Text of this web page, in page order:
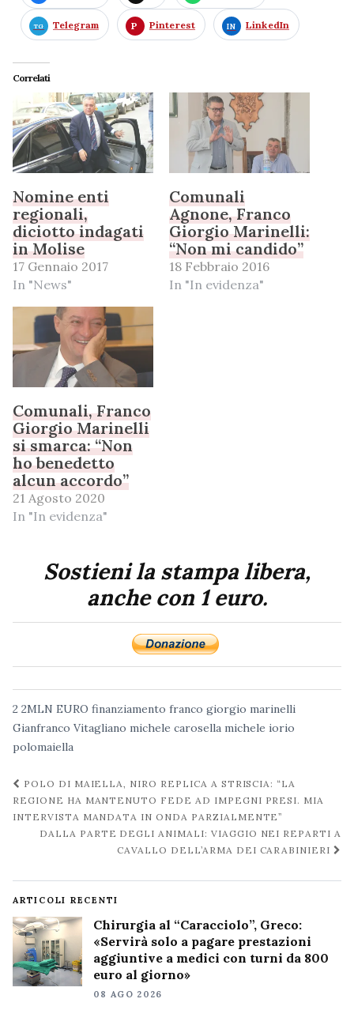
Telegram Pinterest LinkedIn
Correlati
Nomine enti
regionali,
diciotto indagati
in Molise
17 Gennaio 2017
In "News"
Comunali
Agnone, Franco
Giorgio Marinelli:
“Non mi candido”
18 Febbraio 2016
In "In evidenza"
Comunali, Franco
Giorgio Marinelli
si smarca: “Non
ho benedetto
alcun accordo”
21 Agosto 2020
In "In evidenza"
Sostieni la stampa libera,
anche con 1 euro.
2 2MLN EURO finanziamento franco giorgio marinelli
Gianfranco Vitagliano michele carosella michele iorio
polomaiella
Navigazione
post
POLO DI MAIELLA, NIRO REPLICA A STRISCIA: “LA
REGIONE HA MANTENUTO FEDE AD IMPEGNI PRESI. MIA
INTERVISTA MANDATA IN ONDA PARZIALMENTE”
DALLA PARTE DEGLI ANIMALI: VIAGGIO NEI REPARTI A
CAVALLO DELL’ARMA DEI CARABINIERI
ARTICOLI RECENTI
Chirurgia al “Caracciolo”, Greco:
«Servirà solo a pagare prestazioni
aggiuntive a medici con turni da 800
euro al giorno»
08 AGO 2026